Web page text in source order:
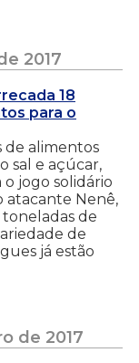
2017
18
para o
de alimentos
sal e açúcar,
jogo solidário
atacante Nenê,
de
de
já estão
de 2017